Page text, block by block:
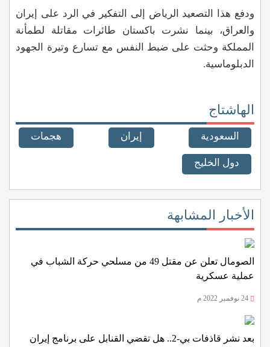
ودفع هذا التصعيد الرياض إلى التفكير في الرد على إيران
والعراق، بينما نشرت باكستان طائرات مقاتلة لطمأنة
المملكة وحثت على ضبط النفس مع تسارع وتيرة الجهود
الدبلوماسية.
الهاشتاج
السعودية إيران هجمات
دول الخليج
الأخبار المشابهة
الصومال تعلن عن مقتل 49 من مسلحي حركة الشباب في
عملية عسكرية
بعد نشر قاذفات بي-2.. هل تقضي القنابل على برنامج إيران